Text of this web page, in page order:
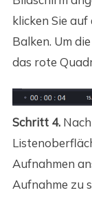
klicken Sie
Balken. Um
das rote
Schritt 4.Nach
Aufnahmen
Aufnahme zu